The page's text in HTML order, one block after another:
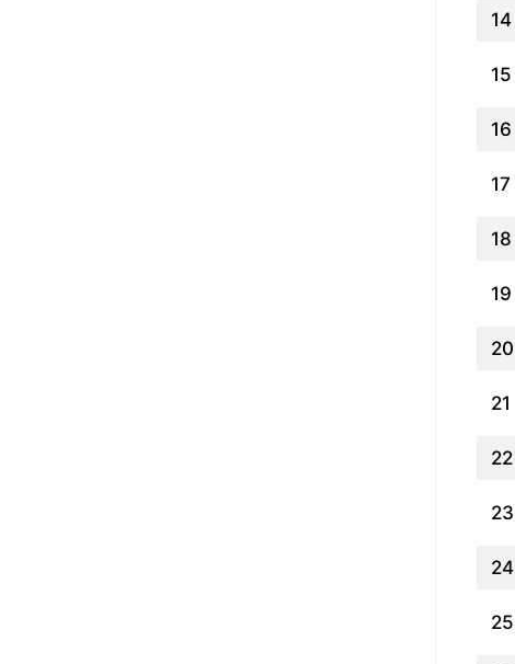
14
15
16
17
18
19
20
21
22
23
24
25